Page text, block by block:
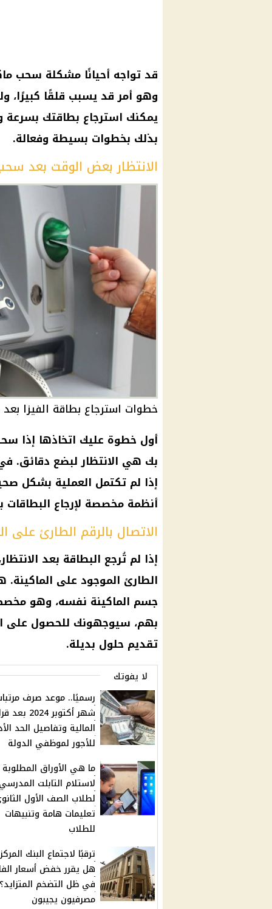
قد تواجه أحيانًا مشكلة سحب
وهو أمر قد يسبب قلقًا كبيرًا،
يمكنك استرجاع بطاقتك
بذلك بخطوات بسيطة وفعالة.
الانتظار بعض الوقت بعد
خطوات استرجاع بطاقة الفيزا
أول خطوة عليك اتخاذها إذا
بك هي الانتظار لبضع دقائق. في
إذا لم تكتمل العملية بشكل
أنظمة مخصصة لإرجاع
الاتصال بالرقم الطارئ على
إذا لم تُرجع البطاقة بعد
الطارئ الموجود على
جسم الماكينة نفسه، وهو
بهم، سيوجهونك للحصول على
تقديم حلول بديلة.
لا يفوتك
رسميًا.. موعد صرف
شهر أكتوبر 2024
المالية وتفاصيل الحد
للأجور لموظفي الدولة
ما هي الأوراق المطلوبة
لاستلام التابلت
لطلاب الصف الأول
تعليمات هامة وتنبيهات
للطلاب
ترقبًا لاجتماع البنك
هل يقرر خفض أسعار
في ظل التضخم المتزايد؟
مصرفيون يجيبون